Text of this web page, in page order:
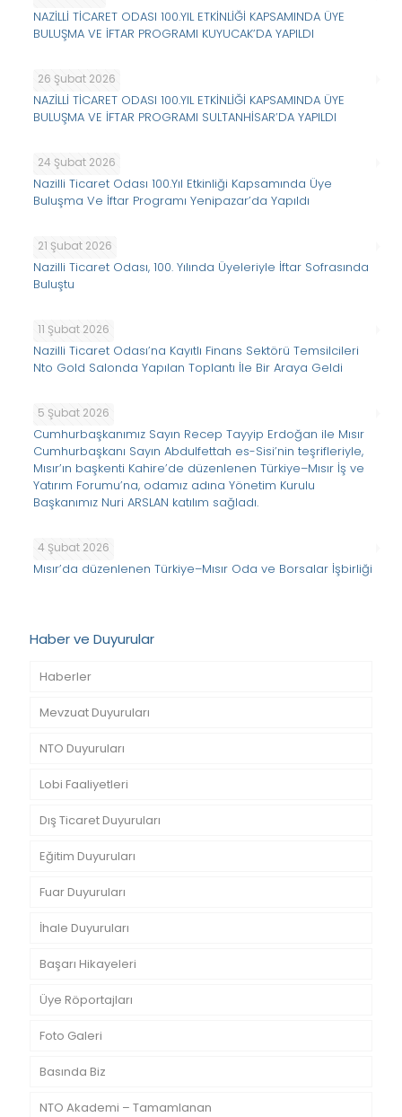
NAZİLLİ TİCARET ODASI 100.YIL ETKİNLİĞİ KAPSAMINDA ÜYE
BULUŞMA VE İFTAR PROGRAMI KUYUCAK’DA YAPILDI
26 Şubat 2026
NAZİLLİ TİCARET ODASI 100.YIL ETKİNLİĞİ KAPSAMINDA ÜYE
BULUŞMA VE İFTAR PROGRAMI SULTANHİSAR’DA YAPILDI
24 Şubat 2026
Nazilli Ticaret Odası 100.Yıl Etkinliği Kapsamında Üye
Buluşma Ve İftar Programı Yenipazar’da Yapıldı
21 Şubat 2026
Nazilli Ticaret Odası, 100. Yılında Üyeleriyle İftar Sofrasında
Buluştu
11 Şubat 2026
Nazilli Ticaret Odası’na Kayıtlı Finans Sektörü Temsilcileri
Nto Gold Salonda Yapılan Toplantı İle Bir Araya Geldi
5 Şubat 2026
Cumhurbaşkanımız Sayın Recep Tayyip Erdoğan ile Mısır
Cumhurbaşkanı Sayın Abdulfettah es-Sisi’nin teşrifleriyle,
Mısır’ın başkenti Kahire’de düzenlenen Türkiye–Mısır İş ve
Yatırım Forumu’na, odamız adına Yönetim Kurulu
Başkanımız Nuri ARSLAN katılım sağladı.
4 Şubat 2026
Mısır’da düzenlenen Türkiye–Mısır Oda ve Borsalar İşbirliği
Haber ve Duyurular
Haberler
Mevzuat Duyuruları
NTO Duyuruları
Lobi Faaliyetleri
Dış Ticaret Duyuruları
Eğitim Duyuruları
Fuar Duyuruları
İhale Duyuruları
Başarı Hikayeleri
Üye Röportajları
Foto Galeri
Basında Biz
NTO Akademi – Tamamlanan